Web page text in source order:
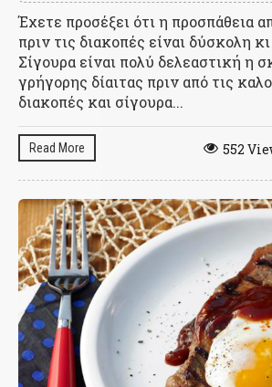
Έχετε προσέξει ότι η προσπάθεια
πριν τις διακοπές είναι δύσκολη
Σίγουρα είναι πολύ δελεαστική η
γρήγορης δίαιτας πριν από τις
διακοπές και σίγουρα...
Read More 552